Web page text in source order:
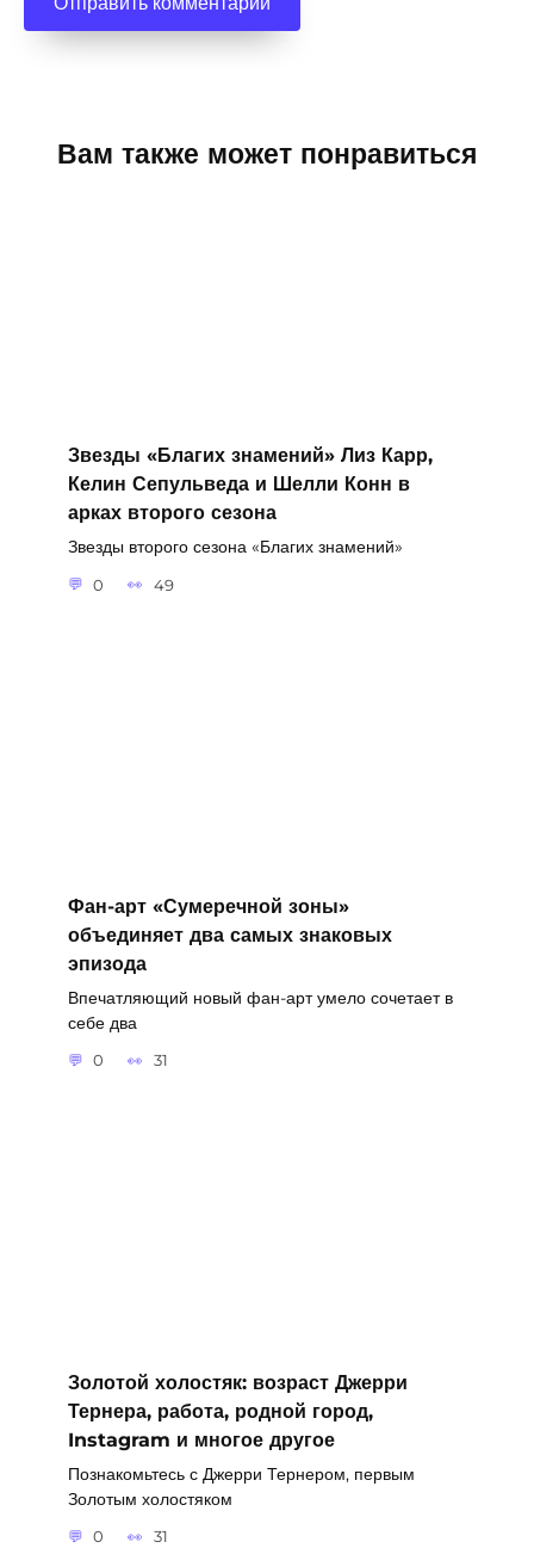
Вам также может понравиться
Звезды «Благих знамений» Лиз Карр,
Келин Сепульведа и Шелли Конн в
арках второго сезона
Звезды второго сезона «Благих знамений»
0 49
Фан-арт «Сумеречной зоны»
объединяет два самых знаковых
эпизода
Впечатляющий новый фан-арт умело сочетает в
себе два
0 31
Золотой холостяк: возраст Джерри
Тернера, работа, родной город,
Instagram и многое другое
Познакомьтесь с Джерри Тернером, первым
Золотым холостяком
0 31